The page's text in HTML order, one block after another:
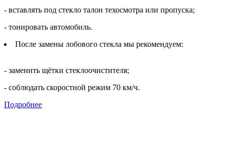
- вставлять под стекло талон техосмотра или пропуска;
- тонировать автомобиль.
После замены лобового стекла мы рекомендуем:
- заменить щётки стеклоочистителя;
- соблюдать скоростной режим 70 км/ч.
Подробнее